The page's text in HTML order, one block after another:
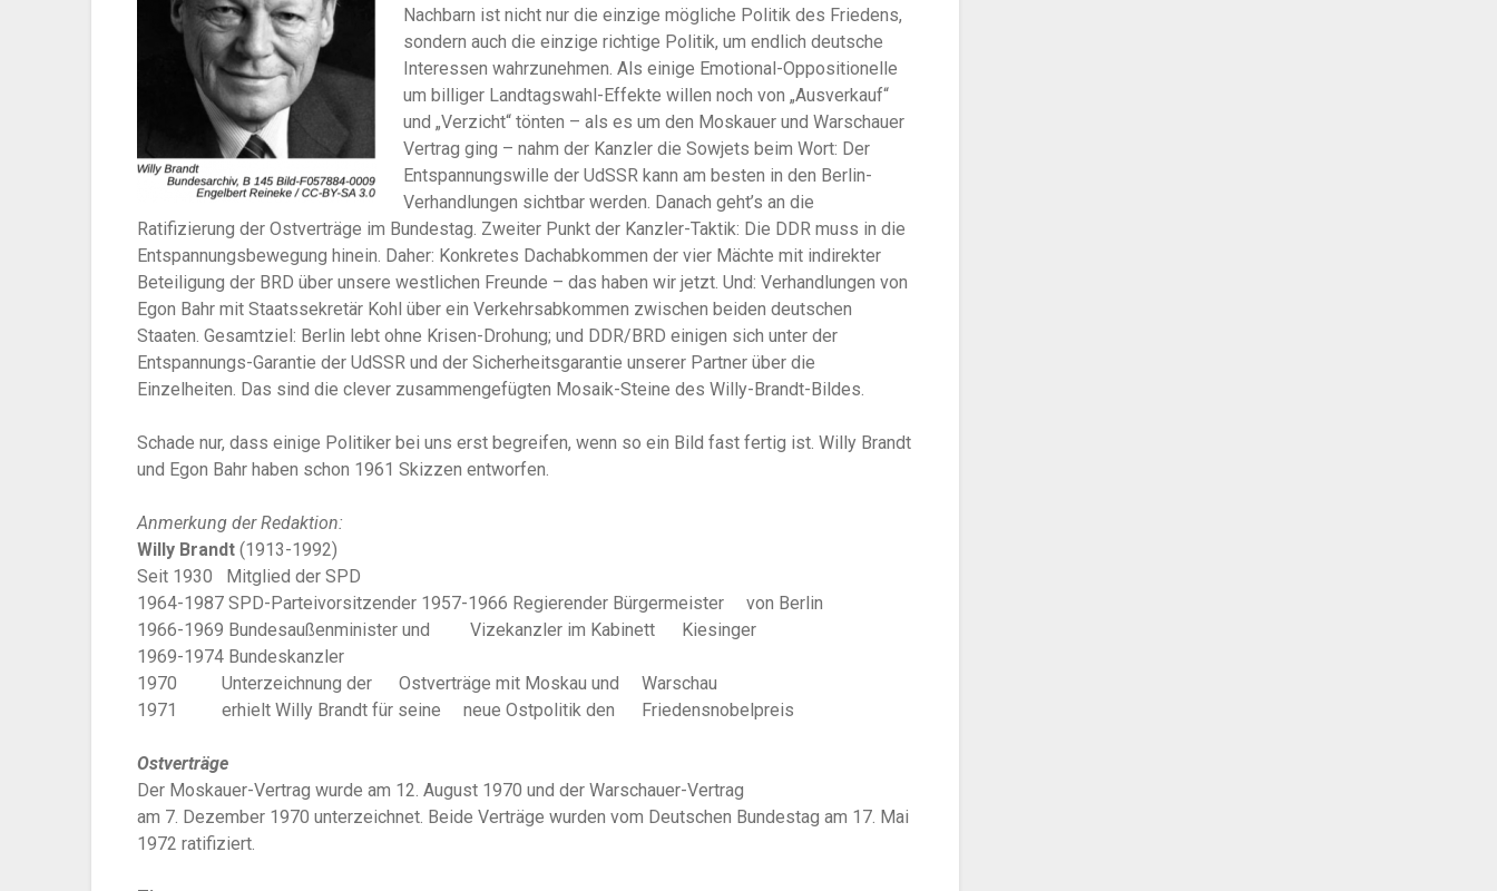
Nachbarn ist nicht nur die einzige mögliche Politik des Friedens,
sondern auch die einzige richtige Politik, um endlich deutsche
Interessen wahrzunehmen. Als einige Emotional-Oppositionelle
um billiger Landtagswahl-Effekte willen noch von „Ausverkauf“
und „Verzicht“ tönten – als es um den Moskauer und Warschauer
Vertrag ging – nahm der Kanzler die Sowjets beim Wort: Der
Entspannungswille der UdSSR kann am besten in den Berlin-
Verhandlungen sichtbar werden. Danach geht’s an die
Ratifizierung der Ostverträge im Bundestag. Zweiter Punkt der Kanzler-Taktik: Die DDR muss in die
Entspannungsbewegung hinein. Daher: Konkretes Dachabkommen der vier Mächte mit indirekter
Beteiligung der BRD über unsere westlichen Freunde – das haben wir jetzt. Und: Verhandlungen von
Egon Bahr mit Staatssekretär Kohl über ein Verkehrsabkommen zwischen beiden deutschen
Staaten. Gesamtziel: Berlin lebt ohne Krisen-Drohung; und DDR/BRD einigen sich unter der
Entspannungs-Garantie der UdSSR und der Sicherheitsgarantie unserer Partner über die
Einzelheiten. Das sind die clever zusammengefügten Mosaik-Steine des Willy-Brandt-Bildes.
Schade nur, dass einige Politiker bei uns erst begreifen, wenn so ein Bild fast fertig ist. Willy Brandt
und Egon Bahr haben schon 1961 Skizzen entworfen.
Anmerkung der Redaktion:
Willy Brandt (1913-1992)
Seit 1930 Mitglied der SPD
1964-1987 SPD-Parteivorsitzender 1957-1966 Regierender Bürgermeister von Berlin
1966-1969 Bundesaußenminister und Vizekanzler im Kabinett Kiesinger
1969-1974 Bundeskanzler
1970 Unterzeichnung der Ostverträge mit Moskau und Warschau
1971 erhielt Willy Brandt für seine neue Ostpolitik den Friedensnobelpreis
Ostverträge
Der Moskauer-Vertrag wurde am 12. August 1970 und der Warschauer-Vertrag
am 7. Dezember 1970 unterzeichnet. Beide Verträge wurden vom Deutschen Bundestag am 17. Mai
1972 ratifiziert.